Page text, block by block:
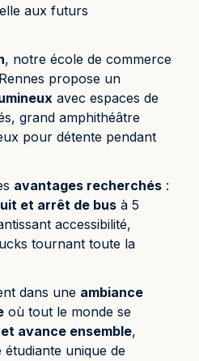
aux futurs
, notre école de commerce
propose un
avec espaces de
grand amphithéâtre
pour détente pendant
avantages recherchés :
et arrêt de bus à 5
accessibilité,
tournant toute la
dans une ambiance
où tout le monde se
avance ensemble,
unique de